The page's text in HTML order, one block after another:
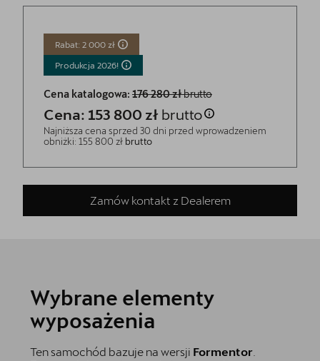
Rabat: 2 000 zł
Produkcja 2026!
Cena katalogowa: 176 280 złbrutto
Cena: 153 800 zł brutto
Najniższa cena sprzed 30 dni przed wprowadzeniem
obniżki: 155 800 zł brutto
Zamów kontakt z Dealerem
Wybrane elementy
wyposażenia
Ten samochód bazuje na wersji Formentor